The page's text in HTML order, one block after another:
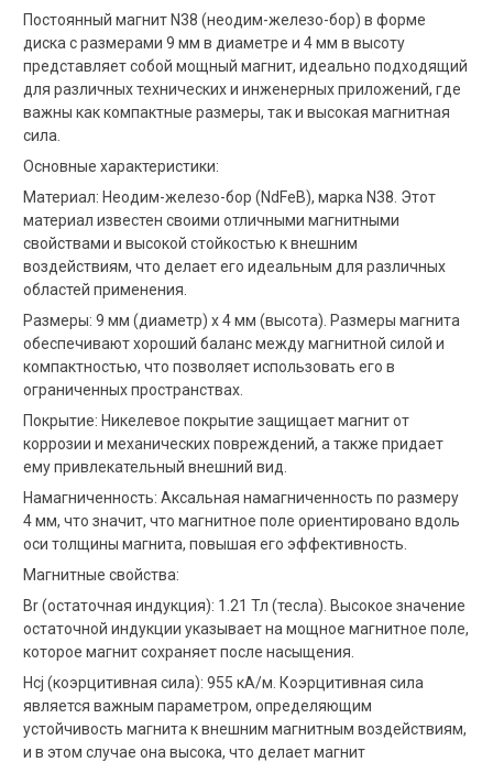
Постоянный магнит N38 (неодим-железо-бор) в форме
диска с размерами 9 мм в диаметре и 4 мм в высоту
представляет собой мощный магнит, идеально подходящий
для различных технических и инженерных приложений, где
важны как компактные размеры, так и высокая магнитная
сила.
Основные характеристики:
Материал: Неодим-железо-бор (NdFeB), марка N38. Этот
материал известен своими отличными магнитными
свойствами и высокой стойкостью к внешним
воздействиям, что делает его идеальным для различных
областей применения.
Размеры: 9 мм (диаметр) x 4 мм (высота). Размеры магнита
обеспечивают хороший баланс между магнитной силой и
компактностью, что позволяет использовать его в
ограниченных пространствах.
Покрытие: Никелевое покрытие защищает магнит от
коррозии и механических повреждений, а также придает
ему привлекательный внешний вид.
Намагниченность: Аксальная намагниченность по размеру
4 мм, что значит, что магнитное поле ориентировано вдоль
оси толщины магнита, повышая его эффективность.
Магнитные свойства:
Br (остаточная индукция): 1.21 Тл (тесла). Высокое значение
остаточной индукции указывает на мощное магнитное поле,
которое магнит сохраняет после насыщения.
Hcj (коэрцитивная сила): 955 кА/м. Коэрцитивная сила
является важным параметром, определяющим
устойчивость магнита к внешним магнитным воздействиям,
и в этом случае она высока, что делает магнит